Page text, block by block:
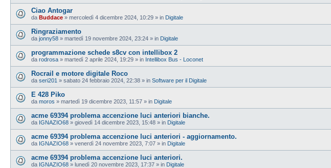
Ciao Antogar
da Buddace » mercoledì 4 dicembre 2024, 10:29 » in Digitale
Ringraziamento
da jonny58 » martedì 19 novembre 2024, 23:24 » in Digitale
programmazione schede s8cv con intellibox 2
da rodrosa » martedì 2 aprile 2024, 19:29 » in Intellibox Bus - Loconet
Rocrail e motore digitale Roco
da seri201 » sabato 24 febbraio 2024, 22:38 » in Software per il Digitale
E 428 Piko
da moros » martedì 19 dicembre 2023, 11:57 » in Digitale
acme 69394 problema accenzione luci anteriori bianche.
da IGNAZIO68 » giovedì 14 dicembre 2023, 15:48 » in Digitale
acme 69394 problema accenzione luci anteriori - aggiornamento.
da IGNAZIO68 » venerdì 24 novembre 2023, 7:07 » in Digitale
acme 69394 problema accenzione luci anteriori.
da IGNAZIO68 » lunedì 20 novembre 2023, 17:37 » in Digitale